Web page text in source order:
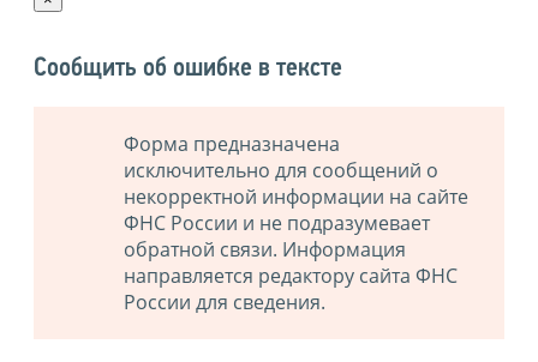
Сообщить об ошибке в тексте
Форма предназначена
исключительно для сообщений о
некорректной информации на сайте
ФНС России и не подразумевает
обратной связи. Информация
направляется редактору сайта ФНС
России для сведения.